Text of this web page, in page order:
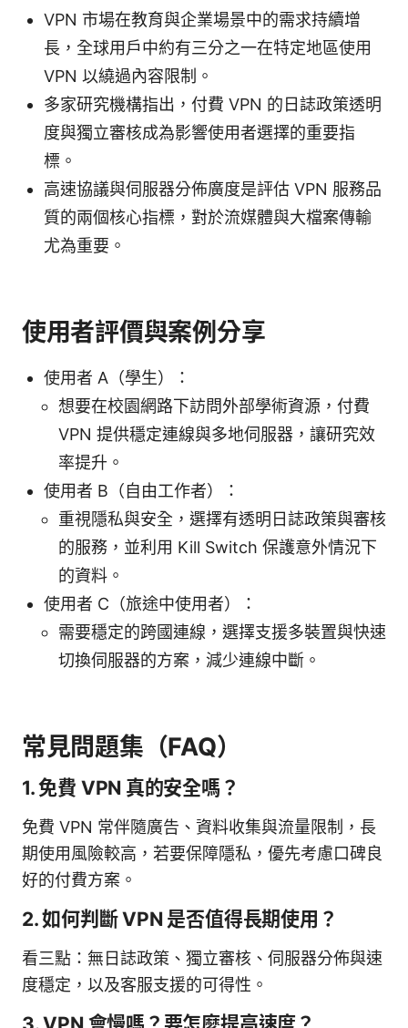
VPN 市場在教育與企業場景中的需求持續增
長，全球用戶中約有三分之一在特定地區使用
VPN 以繞過內容限制。
多家研究機構指出，付費 VPN 的日誌政策透明
度與獨立審核成為影響使用者選擇的重要指
標。
高速協議與伺服器分佈廣度是評估 VPN 服務品
質的兩個核心指標，對於流媒體與大檔案傳輸
尤為重要。
使用者評價與案例分享
使用者 A（學生）：
想要在校園網路下訪問外部學術資源，付費
VPN 提供穩定連線與多地伺服器，讓研究效
率提升。
使用者 B（自由工作者）：
重視隱私與安全，選擇有透明日誌政策與審核
的服務，並利用 Kill Switch 保護意外情況下
的資料。
使用者 C（旅途中使用者）：
需要穩定的跨國連線，選擇支援多裝置與快速
切換伺服器的方案，減少連線中斷。
常見問題集（FAQ）
1. 免費 VPN 真的安全嗎？
免費 VPN 常伴隨廣告、資料收集與流量限制，長
期使用風險較高，若要保障隱私，優先考慮口碑良
好的付費方案。
2. 如何判斷 VPN 是否值得長期使用？
看三點：無日誌政策、獨立審核、伺服器分佈與速
度穩定，以及客服支援的可得性。
3. VPN 會慢嗎？要怎麼提高速度？